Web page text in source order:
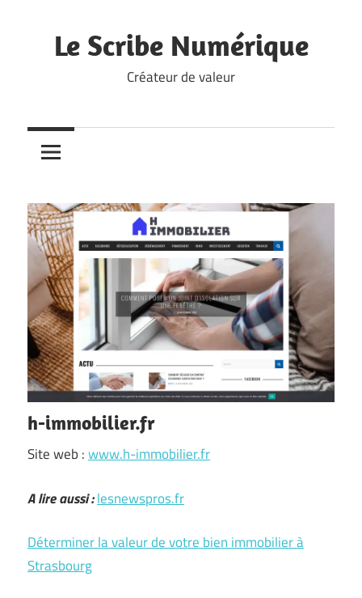
contentLe Scribe Numérique
Créateur de valeur
h-immobilier.fr
Site web :www.h-immobilier.fr
A lire aussi :lesnewspros.fr
Déterminer la valeur de votre bien immobilier à
Strasbourg